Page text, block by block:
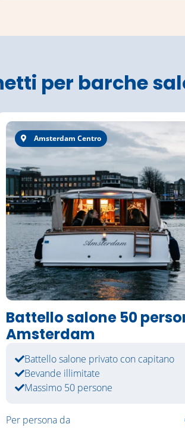
per barche
Amsterdam Centro
Battello salone 50
Amsterdam
Battello salone privato con capitano
Bevande illimitate
Massimo 50 persone
Per persona da